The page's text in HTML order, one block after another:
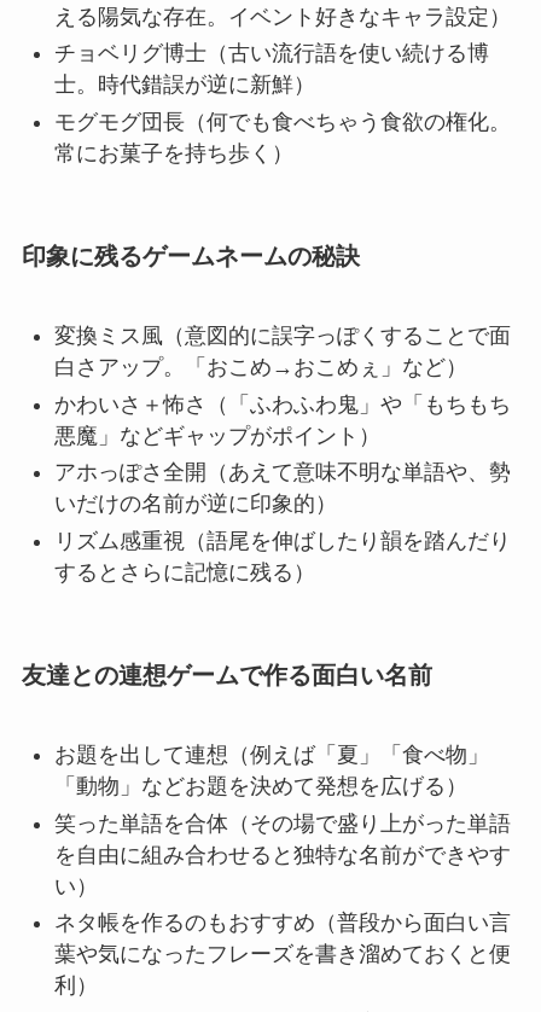
える陽気な存在。イベント好きなキャラ設定）
チョベリグ博士（古い流行語を使い続ける博
士。時代錯誤が逆に新鮮）
モグモグ団長（何でも食べちゃう食欲の権化。
常にお菓子を持ち歩く）
印象に残るゲームネームの秘訣
変換ミス風（意図的に誤字っぽくすることで面
白さアップ。「おこめ→おこめぇ」など）
かわいさ＋怖さ（「ふわふわ鬼」や「もちもち
悪魔」などギャップがポイント）
アホっぽさ全開（あえて意味不明な単語や、勢
いだけの名前が逆に印象的）
リズム感重視（語尾を伸ばしたり韻を踏んだり
するとさらに記憶に残る）
友達との連想ゲームで作る面白い名前
お題を出して連想（例えば「夏」「食べ物」
「動物」などお題を決めて発想を広げる）
笑った単語を合体（その場で盛り上がった単語
を自由に組み合わせると独特な名前ができやす
い）
ネタ帳を作るのもおすすめ（普段から面白い言
葉や気になったフレーズを書き溜めておくと便
利）